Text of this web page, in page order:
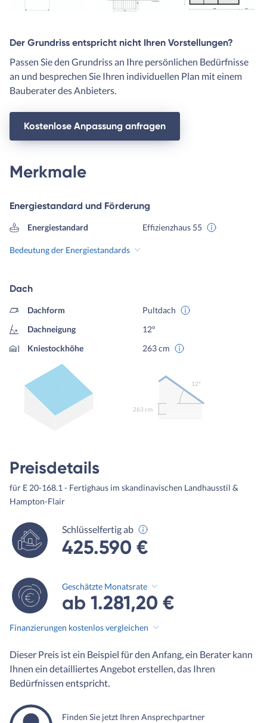
Der Grundriss entspricht nicht Ihren Vorstellungen?
Passen Sie den Grundriss an Ihre persönlichen Bedürfnisse
an und besprechen Sie Ihren individuellen Plan mit einem
Bauberater des Anbieters.
Kostenlose Anpassung anfragen
Merkmale
Energiestandard und Förderung
Energiestandard Effizienzhaus 55
Bedeutung der Energiestandards
Dach
Dachform
Pultdach
Dachneigung
12°
Kniestockhöhe
263 cm
263 cm
12º
Preisdetails
für E 20-168.1 - Fertighaus im skandinavischen Landhausstil &
Hampton-Flair
Schlüsselfertig ab
425.590 €
Geschätzte Monatsrate
ab 1.281,20 €
Finanzierungen kostenlos vergleichen
Dieser Preis ist ein Beispiel für den Anfang, ein Berater kann
Ihnen ein detailliertes Angebot erstellen, das Ihren
Bedürfnissen entspricht.
Finden Sie jetzt Ihren Ansprechpartner